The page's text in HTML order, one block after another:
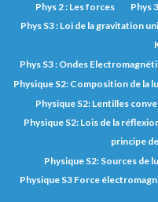
Phys 2 : Les forces
Phys
Phys S3 : Loi de la gravitation
Phys S3 : Ondes
Physique S2: Composition de la
Physique S2: Lentilles
Physique S2: Lois de la
principe
Physique S2: Sources de
Physique S3 Force